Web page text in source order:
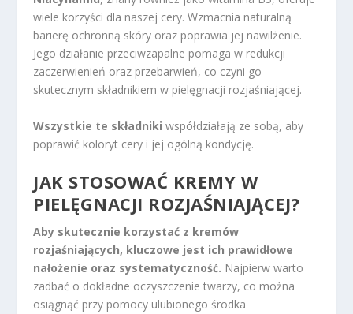
wiele korzyści dla naszej cery. Wzmacnia naturalną
barierę ochronną skóry oraz poprawia jej nawilżenie.
Jego działanie przeciwzapalne pomaga w redukcji
zaczerwienień oraz przebarwień, co czyni go
skutecznym składnikiem w pielęgnacji rozjaśniającej.
Wszystkie te składniki współdziałają ze sobą, aby
poprawić koloryt cery i jej ogólną kondycję.
JAK STOSOWAĆ KREMY W
PIELĘGNACJI ROZJAŚNIAJĄCEJ?
Aby skutecznie korzystać z kremów
rozjaśniających, kluczowe jest ich prawidłowe
nałożenie oraz systematyczność. Najpierw warto
zadbać o dokładne oczyszczenie twarzy, co można
osiągnąć przy pomocy ulubionego środka